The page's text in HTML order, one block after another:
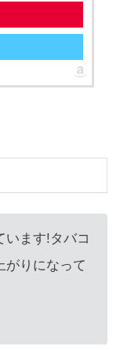
います!タバコ
がりになって